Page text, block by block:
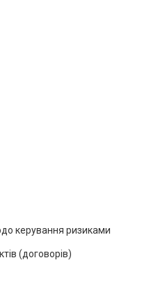
керування ризиками
(договорів)